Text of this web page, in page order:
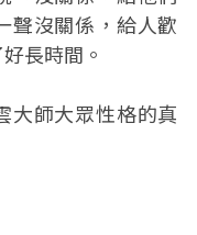
聲沒關係，給人歡
長時間。
大師大眾性格的真